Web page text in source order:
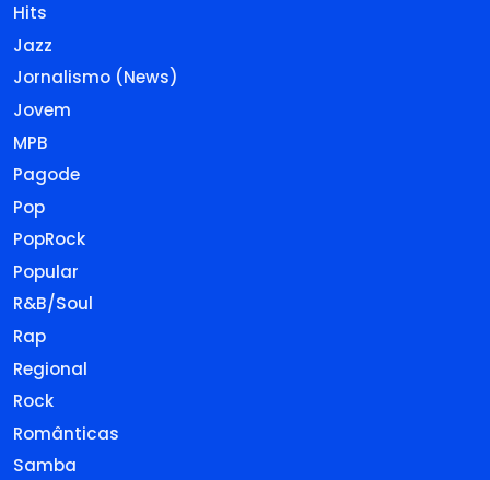
Hits
Jazz
Jornalismo (News)
Jovem
MPB
Pagode
Pop
PopRock
Popular
R&B/Soul
Rap
Regional
Rock
Românticas
Samba